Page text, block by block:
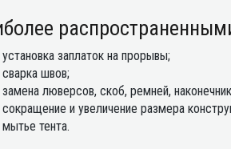
установка заплаток на прорывы;
сварка швов;
замена люверсов, скоб, ремней,
сокращение и увеличение размера
мытье тента.